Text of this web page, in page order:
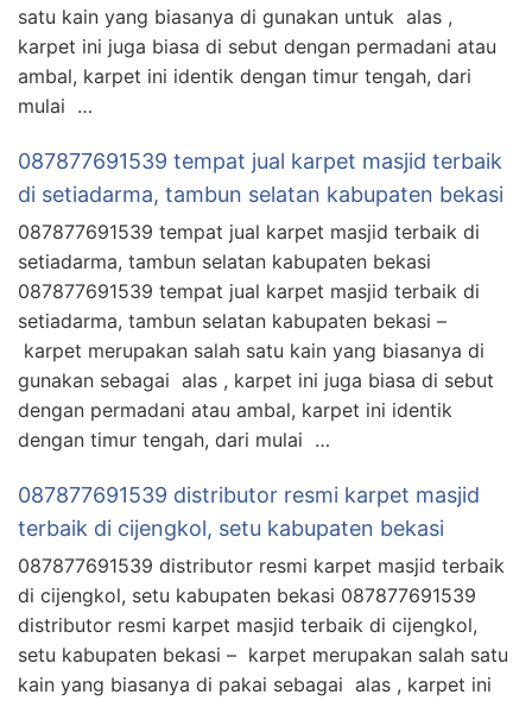
satu kain yang biasanya di gunakan untuk alas ,
karpet ini juga biasa di sebut dengan permadani atau
ambal, karpet ini identik dengan timur tengah, dari
mulai …
087877691539 tempat jual karpet masjid terbaik
di setiadarma, tambun selatan kabupaten bekasi
087877691539 tempat jual karpet masjid terbaik di
setiadarma, tambun selatan kabupaten bekasi
087877691539 tempat jual karpet masjid terbaik di
setiadarma, tambun selatan kabupaten bekasi –
karpet merupakan salah satu kain yang biasanya di
gunakan sebagai alas , karpet ini juga biasa di sebut
dengan permadani atau ambal, karpet ini identik
dengan timur tengah, dari mulai …
087877691539 distributor resmi karpet masjid
terbaik di cijengkol, setu kabupaten bekasi
087877691539 distributor resmi karpet masjid terbaik
di cijengkol, setu kabupaten bekasi 087877691539
distributor resmi karpet masjid terbaik di cijengkol,
setu kabupaten bekasi – karpet merupakan salah satu
kain yang biasanya di pakai sebagai alas , karpet ini